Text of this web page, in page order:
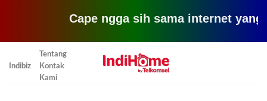
Cape ngga sih sama internet yang
Indibiz
Tentang
Kontak
Kami